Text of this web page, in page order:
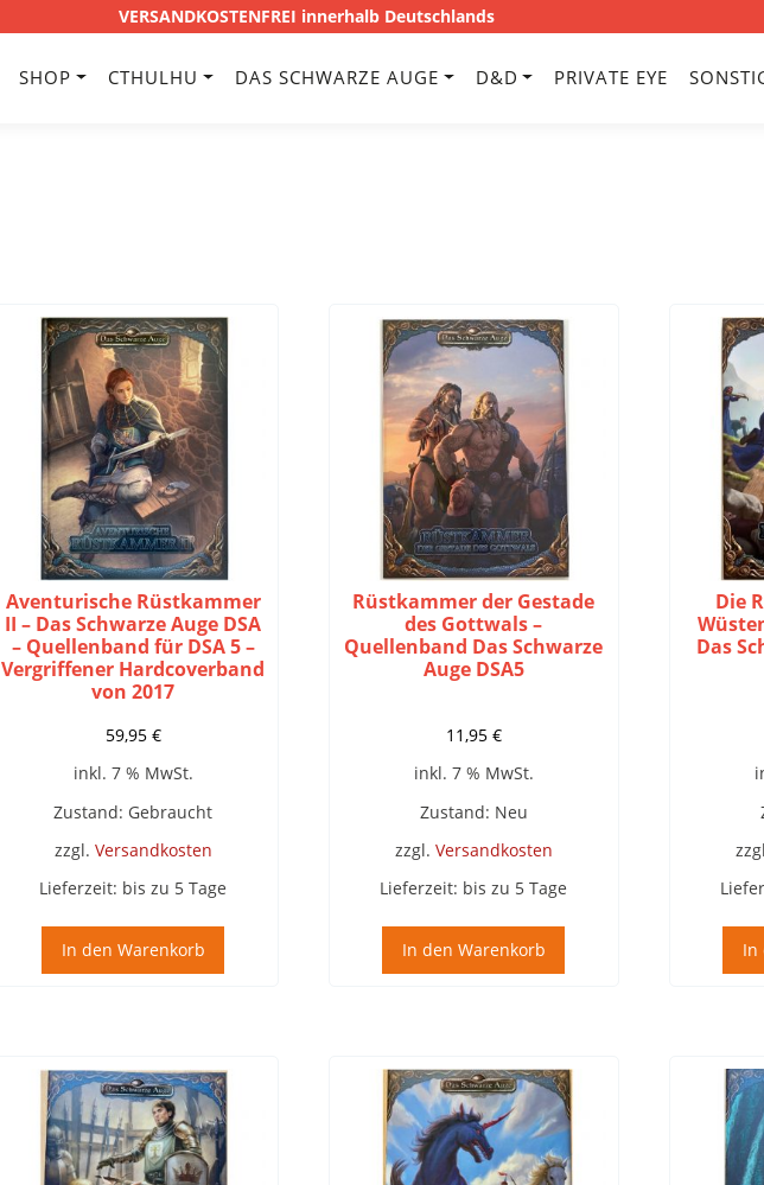
VERSANDKOSTENFREI innerhalb Deutschlands
SHOP CTHULHU DAS SCHWARZE AUGE D&D PRIVATE EYE
Aventurische Rüstkammer
II – Das Schwarze Auge DSA
– Quellenband für DSA 5 –
Vergriffener Hardcoverband
von 2017
59,95 €
inkl. 7 % MwSt.
Zustand: Gebraucht
zzgl. Versandkosten
Lieferzeit: bis zu 5 Tage
In den Warenkorb
Rüstkammer der Gestade
des Gottwals –
Quellenband Das Schwarze
Auge DSA5
11,95 €
inkl. 7 % MwSt.
Zustand: Neu
zzgl. Versandkosten
Lieferzeit: bis zu 5 Tage
In den Warenkorb
Die
Das
In